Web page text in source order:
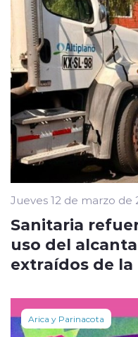
Jueves 12 de marzo de
Sanitaria
uso del
extraídos de la
Arica y Parinacota